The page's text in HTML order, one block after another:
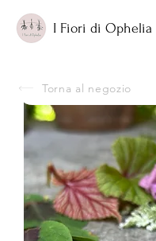
I Fiori di Ophelia
Torna al negozio